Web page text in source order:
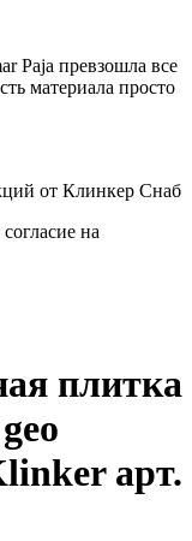
Paja превзошла все
материала просто
от Клинкер Снаб
на
плитка
арт.